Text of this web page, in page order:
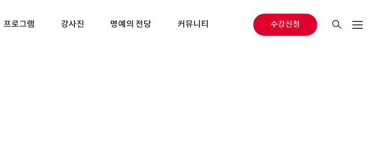
프로그램 강사진 명예의 전당 커뮤니티 수강신청